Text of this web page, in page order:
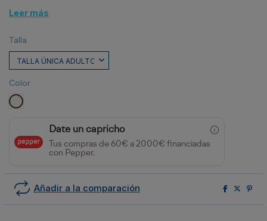
Leer más
Talla
Color
CRUDO
Date un capricho
Tus compras de 60€ a 2000€ financiadas
con Pepper.
Añadir a la comparación